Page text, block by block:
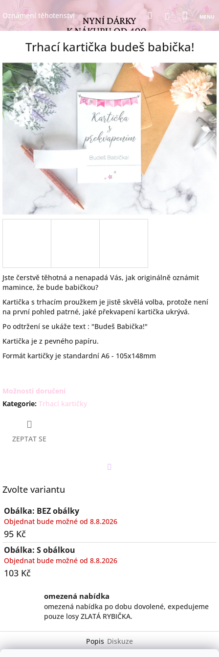
Přejít
na
obsah
Oznámení těhotenství HledatPřihlášení
košík
Trhací kartička budeš babička!
Jste čerstvě těhotná a nenapadá Vás, jak originálně oznámit
mamince, že bude babičkou?
Kartička s trhacím proužkem je jistě skvělá volba, protože není
na první pohled patrné, jaké překvapení kartička ukrývá.
Po odtržení se ukáže text : "Budeš Babička!"
Kartička je z pevného papíru.
Formát kartičky je standardní A6 - 105x148mm
Možnosti doručení
Kategorie: Trhací kartičky
ZEPTAT SE
Zvolte variantu
Obálka: BEZ obálky
Objednat bude možné od 8.8.2026
95 Kč
Obálka: S obálkou
Objednat bude možné od 8.8.2026
103 Kč
omezená nabídka
omezená nabídka po dobu dovolené, expedujeme
pouze losy ZLATÁ RYBIČKA.
Popis Diskuze